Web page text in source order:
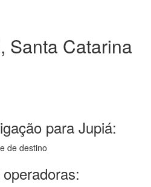
Santa Catarina
para Jupiá:
de destino